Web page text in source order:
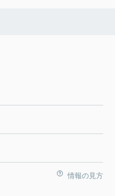
情報の見方